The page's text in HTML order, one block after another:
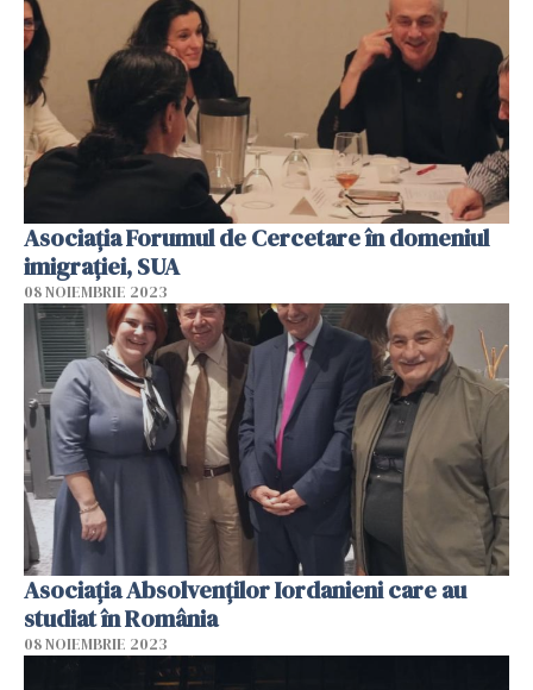
Asociația Forumul de Cercetare în domeniul
imigrației, SUA
08 NOIEMBRIE 2023
Asociația Absolvenților Iordanieni care au
studiat în România
08 NOIEMBRIE 2023